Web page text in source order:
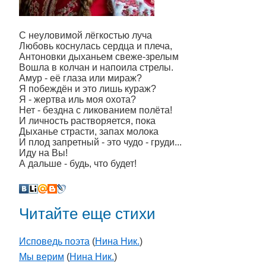
С неуловимой лёгкостью луча
Любовь коснулась сердца и плеча,
Антоновки дыханьем свеже-зрелым
Вошла в колчан и напоила стрелы.
Амур - её глаза или мираж?
Я побеждён и это лишь кураж?
Я - жертва иль моя охота?
Нет - бездна с ликованием полёта!
И личность растворяется, пока
Дыханье страсти, запах молока
И плод запретный - это чудо - груди...
Иду на Вы!
А дальше - будь, что будет!
Читайте еще стихи
Исповедь поэта (Нина Ник.)
Мы верим (Нина Ник.)